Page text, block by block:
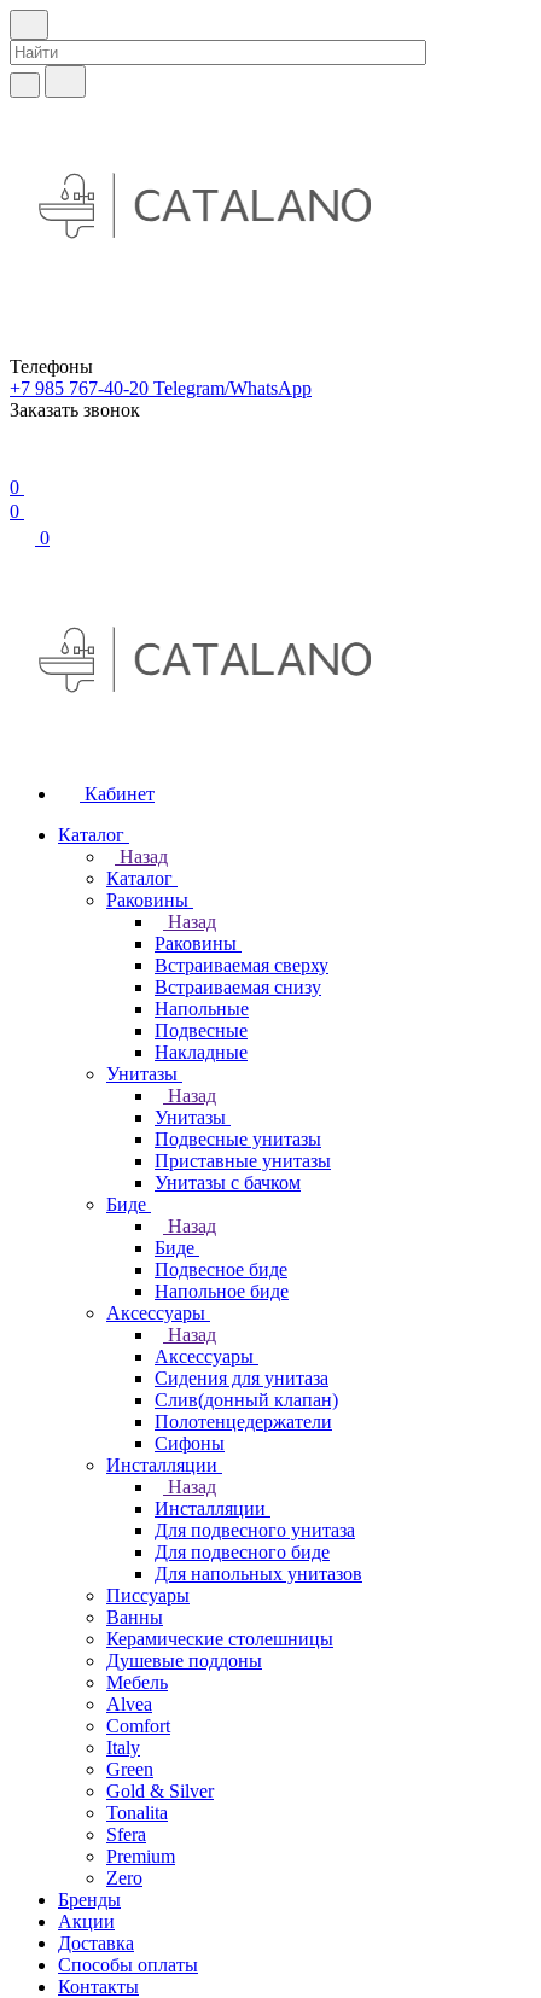
Телефоны
+7 985 767-40-20 Telegram/WhatsApp
Заказать звонок
0
0
0
Кабинет
Каталог
Назад
Каталог
Раковины
Назад
Раковины
Встраиваемая сверху
Встраиваемая снизу
Напольные
Подвесные
Накладные
Унитазы
Назад
Унитазы
Подвесные унитазы
Приставные унитазы
Унитазы с бачком
Биде
Назад
Биде
Подвесное биде
Напольное биде
Аксессуары
Назад
Аксессуары
Сидения для унитаза
Слив(донный клапан)
Полотенцедержатели
Сифоны
Инсталляции
Назад
Инсталляции
Для подвесного унитаза
Для подвесного биде
Для напольных унитазов
Писсуары
Ванны
Керамические столешницы
Душевые поддоны
Мебель
Alvea
Comfort
Italy
Green
Gold & Silver
Tonalita
Sfera
Premium
Zero
Бренды
Акции
Доставка
Способы оплаты
Контакты